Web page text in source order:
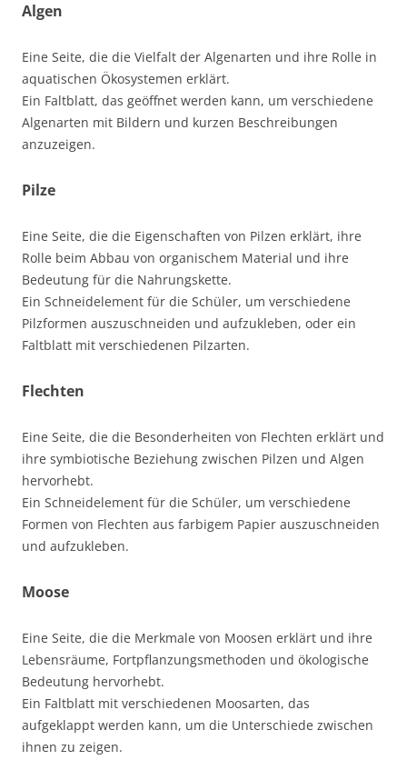
Algen
Eine Seite, die die Vielfalt der Algenarten und ihre Rolle in
aquatischen Ökosystemen erklärt.
Ein Faltblatt, das geöffnet werden kann, um verschiedene
Algenarten mit Bildern und kurzen Beschreibungen
anzuzeigen.
Pilze
Eine Seite, die die Eigenschaften von Pilzen erklärt, ihre
Rolle beim Abbau von organischem Material und ihre
Bedeutung für die Nahrungskette.
Ein Schneidelement für die Schüler, um verschiedene
Pilzformen auszuschneiden und aufzukleben, oder ein
Faltblatt mit verschiedenen Pilzarten.
Flechten
Eine Seite, die die Besonderheiten von Flechten erklärt und
ihre symbiotische Beziehung zwischen Pilzen und Algen
hervorhebt.
Ein Schneidelement für die Schüler, um verschiedene
Formen von Flechten aus farbigem Papier auszuschneiden
und aufzukleben.
Moose
Eine Seite, die die Merkmale von Moosen erklärt und ihre
Lebensräume, Fortpflanzungsmethoden und ökologische
Bedeutung hervorhebt.
Ein Faltblatt mit verschiedenen Moosarten, das
aufgeklappt werden kann, um die Unterschiede zwischen
ihnen zu zeigen.